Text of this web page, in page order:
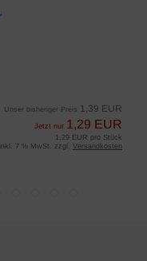
Unser bisheriger Preis 1,39 EUR
Jetzt nur 1,29 EUR
1,29 EUR pro Stück
inkl. 7 % MwSt. zzgl. Versandkosten